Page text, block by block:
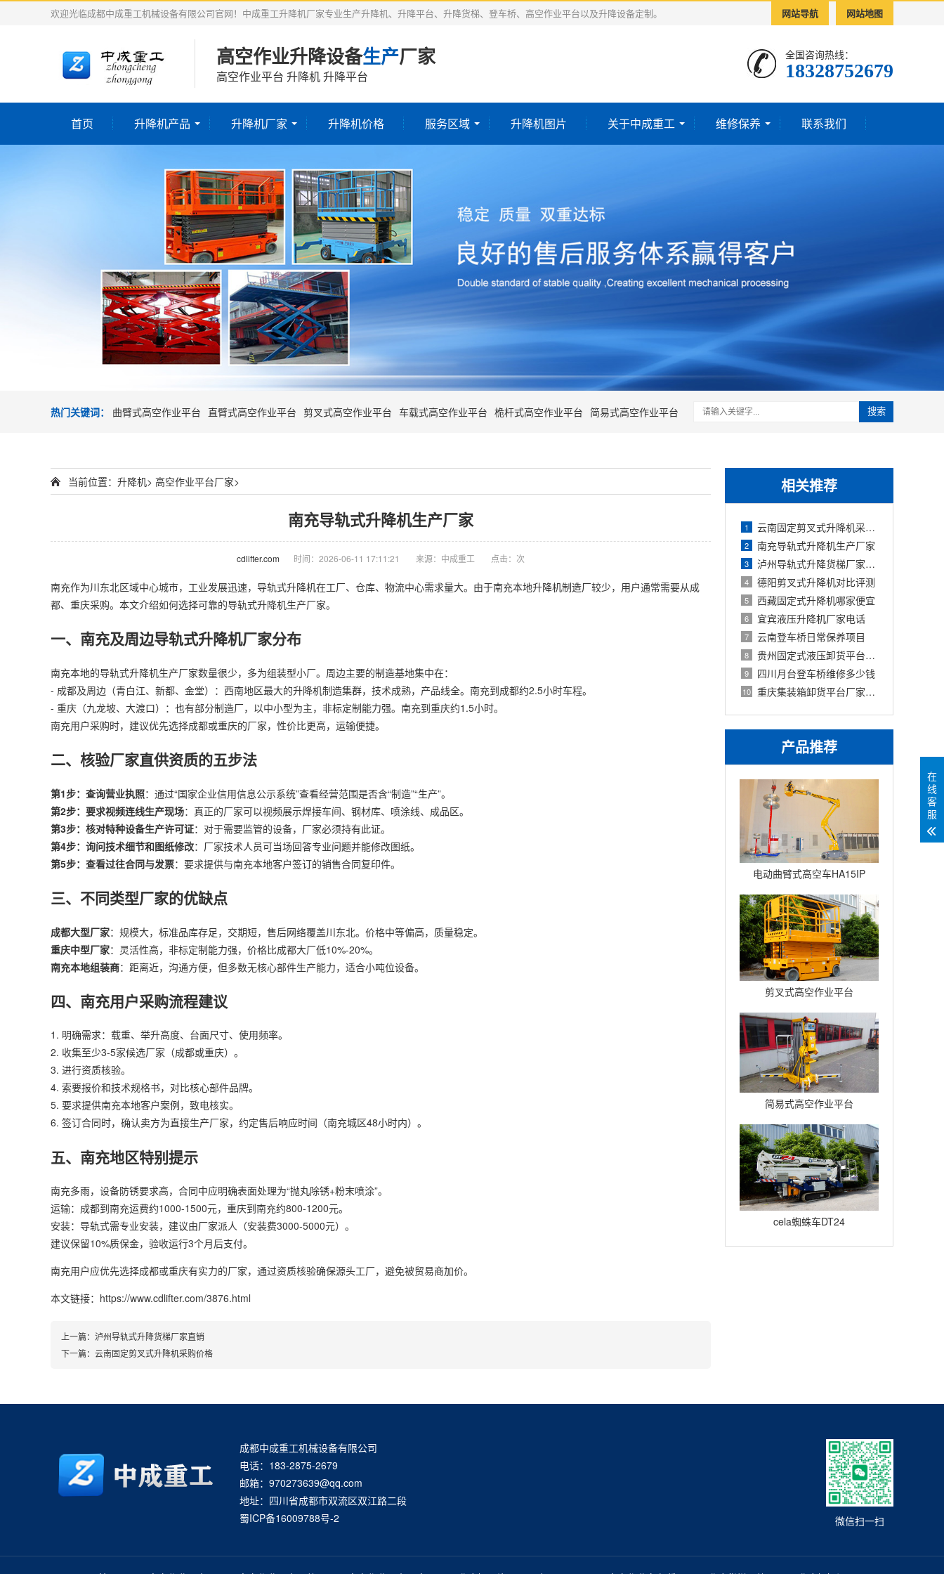
网站导航 网站地图
欢迎光临成都中成重工机械设备有限公司官网！中成重工升降机厂家专业生产升降机、升降平台、升降货梯、登车桥、高空作业平台以及升降设备定制。
高空作业升降设备生产厂家
高空作业平台 升降机 升降平台
全国咨询热线：
18328752679‬
首页 升降机产品 升降机厂家 升降机价格 服务区域 升降机图片 关于中成重工 维修保养 联系我们
热门关键词： 曲臂式高空作业平台 直臂式高空作业平台 剪叉式高空作业平台 车载式高空作业平台 桅杆式高空作业平台 简易式高空作业平台 搜索
相关推荐
1 云南固定剪叉式升降机采购价格
2 南充导轨式升降机生产厂家
3 泸州导轨式升降货梯厂家直销
4 德阳剪叉式升降机对比评测
5 西藏固定式升降机哪家便宜
6 宜宾液压升降机厂家电话
7 云南登车桥日常保养项目
8 贵州固定式液压卸货平台价格
9 四川月台登车桥维修多少钱
10 重庆集装箱卸货平台厂家推荐
产品推荐
电动曲臂式高空车HA15IP
剪叉式高空作业平台
Compact12
简易式高空作业平台
Quickup7
cela蜘蛛车DT24
当前位置： 升降机> 高空作业平台厂家>
南充导轨式升降机生产厂家
cdlifter.com 时间：2026-06-11 17:11:21 来源：中成重工 点击： 次
南充作为川东北区域中心城市，工业发展迅速，导轨式升降机在工厂、仓库、物流中心需求量大。由于南充本地升降机制造厂较少，用户通常需要从成
都、重庆采购。本文介绍如何选择可靠的导轨式升降机生产厂家。
一、南充及周边导轨式升降机厂家分布
南充本地的导轨式升降机生产厂家数量很少，多为组装型小厂。周边主要的制造基地集中在：
- 成都及周边（青白江、新都、金堂）：西南地区最大的升降机制造集群，技术成熟，产品线全。南充到成都约2.5小时车程。
- 重庆（九龙坡、大渡口）：也有部分制造厂，以中小型为主，非标定制能力强。南充到重庆约1.5小时。
南充用户采购时，建议优先选择成都或重庆的厂家，性价比更高，运输便捷。
二、核验厂家直供资质的五步法
第1步：查询营业执照：通过“国家企业信用信息公示系统”查看经营范围是否含“制造”“生产”。
第2步：要求视频连线生产现场：真正的厂家可以视频展示焊接车间、钢材库、喷涂线、成品区。
第3步：核对特种设备生产许可证：对于需要监管的设备，厂家必须持有此证。
第4步：询问技术细节和图纸修改：厂家技术人员可当场回答专业问题并能修改图纸。
第5步：查看过往合同与发票：要求提供与南充本地客户签订的销售合同复印件。
三、不同类型厂家的优缺点
成都大型厂家：规模大，标准品库存足，交期短，售后网络覆盖川东北。价格中等偏高，质量稳定。
重庆中型厂家：灵活性高，非标定制能力强，价格比成都大厂低10%-20%。
南充本地组装商：距离近，沟通方便，但多数无核心部件生产能力，适合小吨位设备。
四、南充用户采购流程建议
1. 明确需求：载重、举升高度、台面尺寸、使用频率。
2. 收集至少3-5家候选厂家（成都或重庆）。
3. 进行资质核验。
4. 索要报价和技术规格书，对比核心部件品牌。
5. 要求提供南充本地客户案例，致电核实。
6. 签订合同时，确认卖方为直接生产厂家，约定售后响应时间（南充城区48小时内）。
五、南充地区特别提示
南充多雨，设备防锈要求高，合同中应明确表面处理为“抛丸除锈+粉末喷涂”。
运输：成都到南充运费约1000-1500元，重庆到南充约800-1200元。
安装：导轨式需专业安装，建议由厂家派人（安装费3000-5000元）。
建议保留10%质保金，验收运行3个月后支付。
南充用户应优先选择成都或重庆有实力的厂家，通过资质核验确保源头工厂，避免被贸易商加价。
本文链接：https://www.cdlifter.com/3876.html
上一篇： 泸州导轨式升降货梯厂家直销
下一篇： 云南固定剪叉式升降机采购价格
微信扫一扫
成都中成重工机械设备有限公司
电话：183-2875-2679
邮箱：970273639@qq.com
地址：四川省成都市双流区双江路二段
蜀ICP备16009788号-2
在
线
客
服